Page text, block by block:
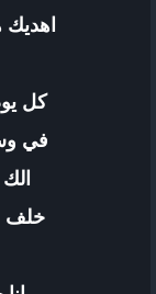
كل
في
خلف